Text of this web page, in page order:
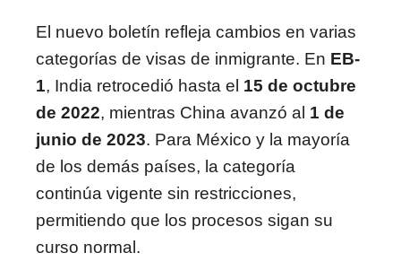
El nuevo boletín refleja cambios en varias
categorías de visas de inmigrante. En EB-
1, India retrocedió hasta el 15 de octubre
de 2022, mientras China avanzó al 1 de
junio de 2023. Para México y la mayoría
de los demás países, la categoría
continúa vigente sin restricciones,
permitiendo que los procesos sigan su
curso normal.